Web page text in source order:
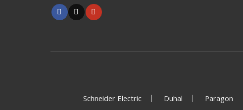
Schneider Electric Duhal Paragon